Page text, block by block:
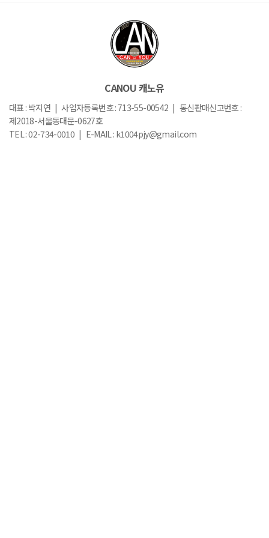
CANOU 캐노유
대표 : 박지연 | 사업자등록번호 : 713-55-00542 | 통신판매신고번호 :
제2018-서울동대문-0627호
TEL : 02-734-0010 | E-MAIL : k1004pjy@gmail.com